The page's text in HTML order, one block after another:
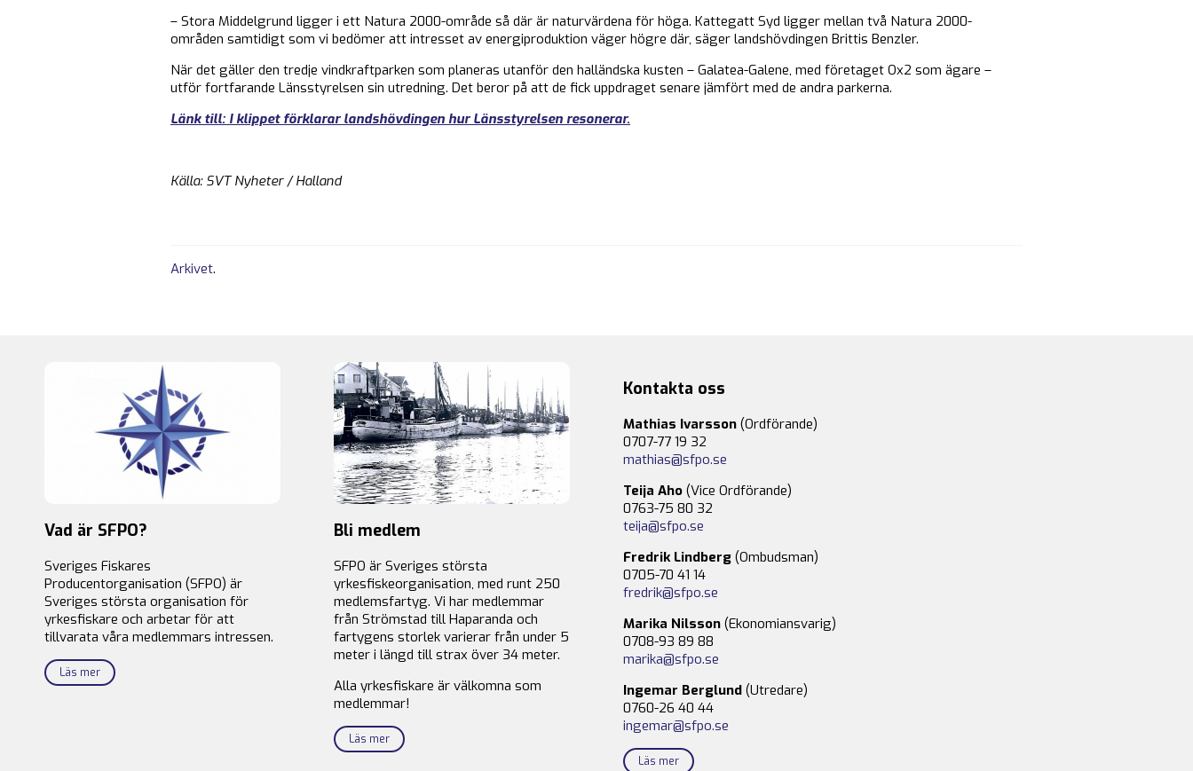
– Stora Middelgrund ligger i ett Natura 2000-område så där är naturvärdena för höga. Kattegatt Syd ligger mellan två Natura 2000-
områden samtidigt som vi bedömer att intresset av energiproduktion väger högre där, säger landshövdingen Brittis Benzler.
När det gäller den tredje vindkraftparken som planeras utanför den halländska kusten – Galatea-Galene, med företaget Ox2 som ägare –
utför fortfarande Länsstyrelsen sin utredning. Det beror på att de fick uppdraget senare jämfört med de andra parkerna.
Länk till: I klippet förklarar landshövdingen hur Länsstyrelsen resonerar.
Källa: SVT Nyheter / Halland
Arkivet.
Vad är SFPO?
Sveriges Fiskares
Producentorganisation (SFPO) är
Sveriges största organisation för
yrkesfiskare och arbetar för att
tillvarata våra medlemmars intressen.
Läs mer
Bli medlem
SFPO är Sveriges största
yrkesfiskeorganisation, med runt 250
medlemsfartyg. Vi har medlemmar
från Strömstad till Haparanda och
fartygens storlek varierar från under 5
meter i längd till strax över 34 meter.
Alla yrkesfiskare är välkomna som
medlemmar!
Läs mer
Kontakta oss
Mathias Ivarsson (Ordförande)
0707-77 19 32
mathias@sfpo.se
Teija Aho (Vice Ordförande)
0763-75 80 32
teija@sfpo.se
Fredrik Lindberg (Ombudsman)
0705-70 41 14
fredrik@sfpo.se
Marika Nilsson (Ekonomiansvarig)
0708-93 89 88
marika@sfpo.se
Ingemar Berglund (Utredare)
0760-26 40 44
ingemar@sfpo.se
Läs mer